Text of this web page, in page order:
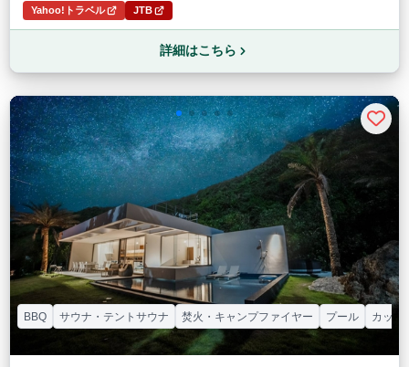
Yahoo!トラベル JTB
詳細はこちら
BBQ サウナ・テントサウナ 焚火・キャンプファイヤー プール カップ